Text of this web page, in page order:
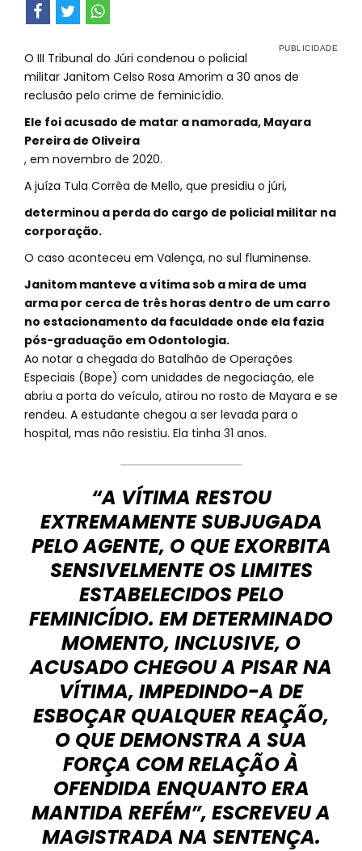
O III Tribunal do Júri condenou o policial
militar Janitom Celso Rosa Amorim a 30 anos de
reclusão pelo crime de feminicídio.
Ele foi acusado de matar a namorada, Mayara
Pereira de Oliveira
, em novembro de 2020.
A juíza Tula Corrêa de Mello, que presidiu o júri,
determinou a perda do cargo de policial militar na
corporação.
O caso aconteceu em Valença, no sul fluminense.
Janitom manteve a vítima sob a mira de uma
arma por cerca de três horas dentro de um carro
no estacionamento da faculdade onde ela fazia
pós-graduação em Odontologia.
Ao notar a chegada do Batalhão de Operações
Especiais (Bope) com unidades de negociação, ele
abriu a porta do veículo, atirou no rosto de Mayara e se
rendeu. A estudante chegou a ser levada para o
hospital, mas não resistiu. Ela tinha 31 anos.
“A VÍTIMA RESTOU
EXTREMAMENTE SUBJUGADA
PELO AGENTE, O QUE EXORBITA
SENSIVELMENTE OS LIMITES
ESTABELECIDOS PELO
FEMINICÍDIO. EM DETERMINADO
MOMENTO, INCLUSIVE, O
ACUSADO CHEGOU A PISAR NA
VÍTIMA, IMPEDINDO-A DE
ESBOÇAR QUALQUER REAÇÃO,
O QUE DEMONSTRA A SUA
FORÇA COM RELAÇÃO À
OFENDIDA ENQUANTO ERA
MANTIDA REFÉM”, ESCREVEU A
MAGISTRADA NA SENTENÇA.